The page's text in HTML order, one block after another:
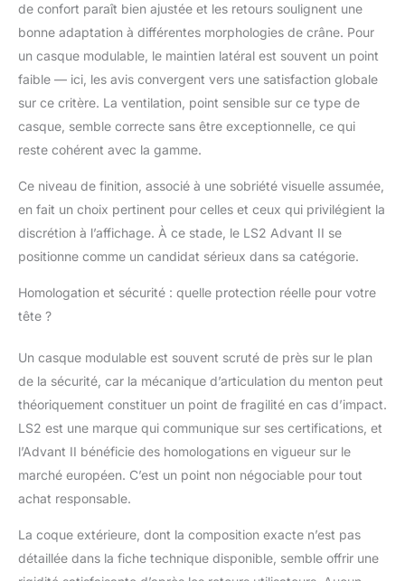
de confort paraît bien ajustée et les retours soulignent une
bonne adaptation à différentes morphologies de crâne. Pour
un casque modulable, le maintien latéral est souvent un point
faible — ici, les avis convergent vers une satisfaction globale
sur ce critère. La ventilation, point sensible sur ce type de
casque, semble correcte sans être exceptionnelle, ce qui
reste cohérent avec la gamme.
Ce niveau de finition, associé à une sobriété visuelle assumée,
en fait un choix pertinent pour celles et ceux qui privilégient la
discrétion à l’affichage. À ce stade, le LS2 Advant II se
positionne comme un candidat sérieux dans sa catégorie.
Homologation et sécurité : quelle protection réelle pour votre
tête ?
Un casque modulable est souvent scruté de près sur le plan
de la sécurité, car la mécanique d’articulation du menton peut
théoriquement constituer un point de fragilité en cas d’impact.
LS2 est une marque qui communique sur ses certifications, et
l’Advant II bénéficie des homologations en vigueur sur le
marché européen. C’est un point non négociable pour tout
achat responsable.
La coque extérieure, dont la composition exacte n’est pas
détaillée dans la fiche technique disponible, semble offrir une